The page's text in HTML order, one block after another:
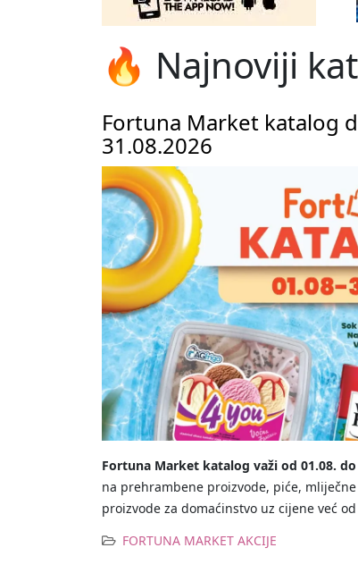
🔥 Najnoviji
Fortuna Market katalog
31.08.2026
Fortuna Market katalog važi od 01.08. do
na prehrambene proizvode, piće,
proizvode za domaćinstvo uz cijene već od
FORTUNA MARKET AKCIJE